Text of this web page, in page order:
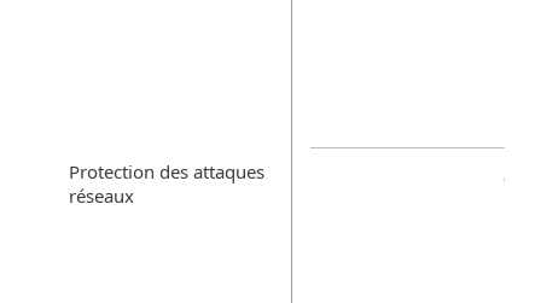
Protection des attaques
réseaux